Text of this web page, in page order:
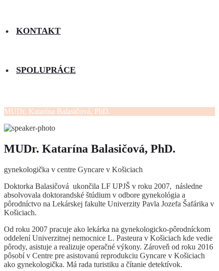
KONTAKT
SPOLUPRÁCE
MUDr. Katarína Balasičová, PhD.
MUDr. Katarína Balasičová, PhD.
gynekologička v centre Gyncare v Košiciach
Doktorka Balasičová ukončila LF UPJŠ v roku 2007, následne
absolvovala doktorandské štúdium v odbore gynekológia a
pôrodníctvo na Lekárskej fakulte Univerzity Pavla Jozefa Šafárika v
Košiciach.
Od roku 2007 pracuje ako lekárka na gynekologicko-pôrodníckom
oddelení Univerzitnej nemocnice L. Pasteura v Košiciach kde vedie
pôrody, asistuje a realizuje operačné výkony. Zároveň od roku 2016
pôsobí v Centre pre asistovanú reprodukciu Gyncare v Košiciach
ako gynekologička. Má rada turistiku a čítanie detektívok.